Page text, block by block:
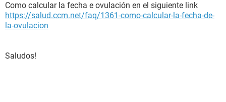
Como calcular la fecha e ovulación en el siguiente link
https://salud.ccm.net/faq/1361-como-calcular-la-fecha-de-
la-ovulacion
Saludos!